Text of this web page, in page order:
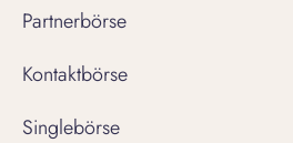
Partnerbörse
Kontaktbörse
Singlebörse